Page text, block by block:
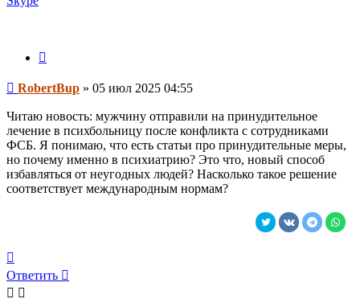
пользователя
Сообщение
RobertBup » 05 июл 2025 04:55
Читаю новость: мужчину отправили на принудительное
лечение в психбольницу после конфликта с сотрудниками
ФСБ. Я понимаю, что есть статьи про принудительные меры,
но почему именно в психиатрию? Это что, новый способ
избавляться от неугодных людей? Насколько такое решение
соответствует международным нормам?
к
началу
Ответить